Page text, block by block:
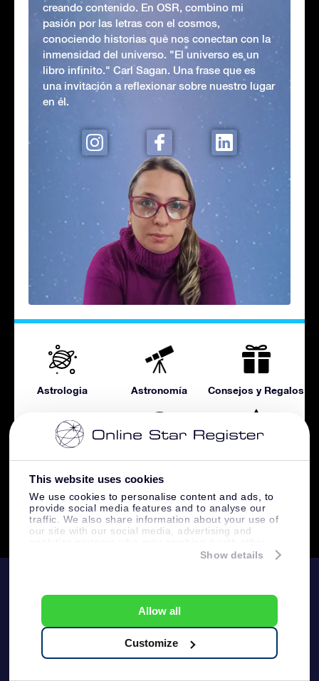
This website uses cookies
We use cookies to personalise content and ads, to
provide social media features and to analyse our
traffic. We also share information about your use of
our site with our social media, advertising and
information that you’ve provided to them or that
Show details
Allow all
Customize
creando contenido. En OSR, combino mi
pasión por las letras con el cosmos,
conociendo historias que nos conectan con la
inmensidad del universo. "El universo es un
libro infinito." Carl Sagan. Una frase que es
una invitación a reflexionar sobre nuestro lugar
en él.
Astrologia Astronomía Consejos y Regalos
Noticias
Atención
Nuestros regalos